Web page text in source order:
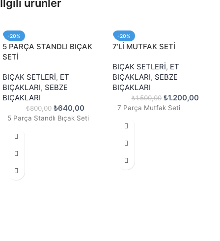
İlgili ürünler
-20%
5 PARÇA STANDLI BIÇAK
SETİ
BIÇAK SETLERİ, ET
BIÇAKLARI, SEBZE
BIÇAKLARI
₺800,00 ₺640,00
5 Parça Standlı Bıçak Seti
-20%
7’Lİ MUTFAK SETİ
BIÇAK SETLERİ, ET
BIÇAKLARI, SEBZE
BIÇAKLARI
₺1.500,00 ₺1.200,00
7 Parça Mutfak Seti